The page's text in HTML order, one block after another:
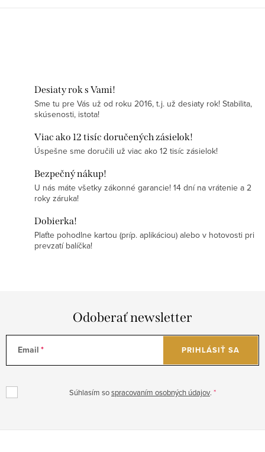
Desiaty rok s Vami!
Sme tu pre Vás už od roku 2016, t.j. už desiaty rok! Stabilita,
skúsenosti, istota!
Viac ako 12 tisíc doručených zásielok!
Úspešne sme doručili už viac ako 12 tisíc zásielok!
Bezpečný nákup!
U nás máte všetky zákonné garancie! 14 dní na vrátenie a 2
roky záruka!
Dobierka!
Plaťte pohodlne kartou (príp. aplikáciou) alebo v hotovosti pri
prevzatí balíčka!
Odoberať newsletter
Email
Súhlasím sospracovaním osobných údajov.
PRIHLÁSIŤ SA